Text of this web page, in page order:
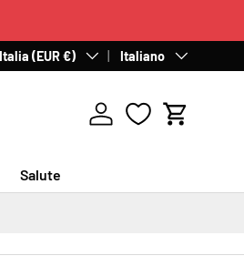
giorni per il reso . Gratuito in Italia.
Paese/Regione
Italia (EUR €) LinguaItaliano
Accedi Carrello
Salute